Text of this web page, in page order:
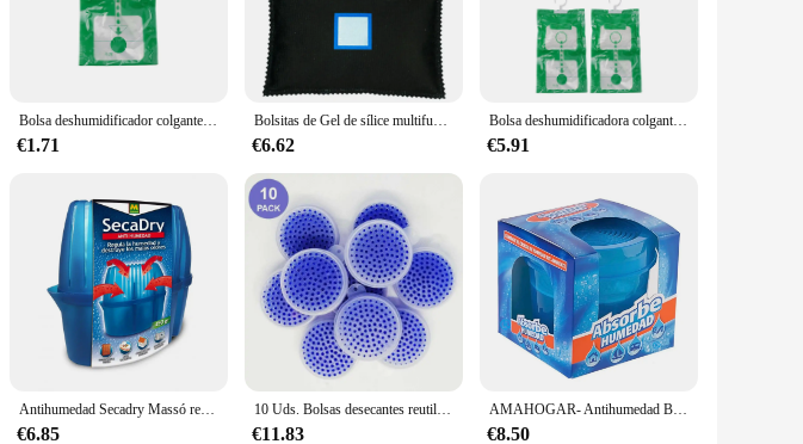
Bolsa deshumidificador colgante para armario, bolsa de secado para armario de 34x15cm, absorbente de humedad, bolsas antihumedad a prueba de moho, 1/5 Uds.
€1.71
Bolsitas de Gel de sílice multifuncionales para deshumidificador de coche, paquetes absorbentes de humedad, bolsa antihumedad para el hogar, accesorios para coche, 4-1PC
€6.62
Bolsa deshumidificadora colgante para armario, absorbente de humedad, a prueba de moho, antihumedad, 34X15cm, 1/5 unidades
€5.91
Antihumedad Secadry Massó recipiente + recambio 450gr
€6.85
10 Uds. Bolsas desecantes reutilizables, cuentas de Gel de sílice reutilizables, deshumidificador absorbente de humedad desecante
€11.83
AMAHOGAR- Antihumedad Block 200g, Absorbe y Elimina la Humedad en Espacios de hasta 35m² - Protección Duradera contra Moho y Olores - Ideal para Baños, Armarios, Sótanos y Más
€8.50